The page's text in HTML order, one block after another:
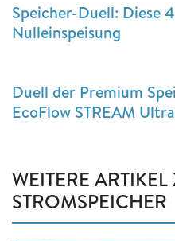
Speicher-Duell: Diese
Nulleinspeisung
Duell der Premium
EcoFlow STREAM Ultra
WEITERE ARTIKEL
STROMSPEICHER